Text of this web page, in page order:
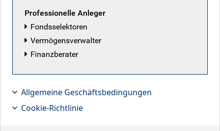
Making dollars and talking sense….in
European investment grade banks
Professionelle Anleger
Fondsselektoren
Vermögensverwalter
Finanzberater
Allgemeine Geschäftsbedingungen
Cookie-Richtlinie